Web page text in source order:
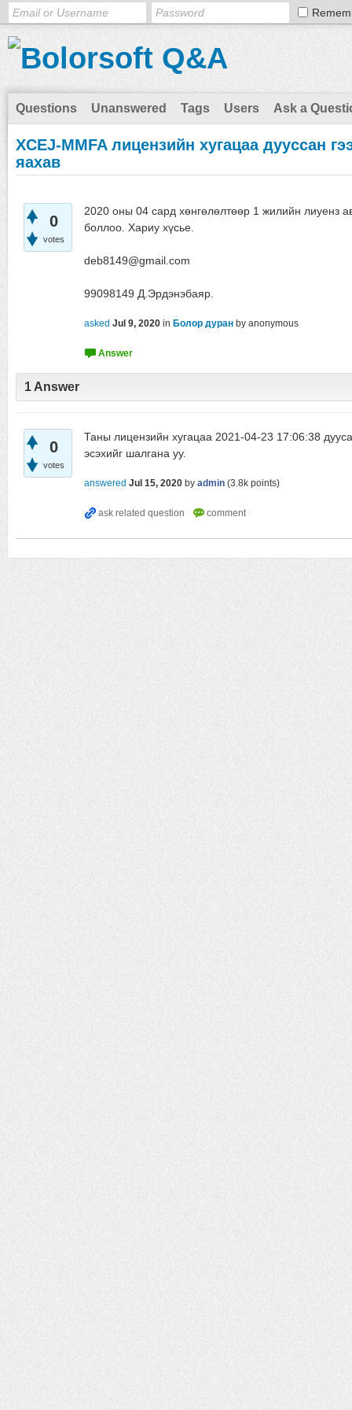
Questions Unanswered Tags Users Ask a
XCEJ-MMFA лицензийн хугацаа дууссан
яахав
0
votes
2020 оны 04 сард хөнгөлөлтөөр 1 жилийн лиуенз
боллоо. Хариу хүсье.
deb8149@gmail.com
99098149 Д.Эрдэнэбаяр.
asked Jul 9, 2020 in Болор дуран by anonymous
1 Answer
0
votes
Таны лицензийн хугацаа 2021-04-23 17:06:38
эсэхийг шалгана уу.
answered Jul 15, 2020 by admin (3.8k points)